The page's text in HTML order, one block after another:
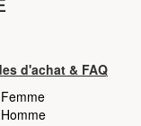
d'achat & FAQ